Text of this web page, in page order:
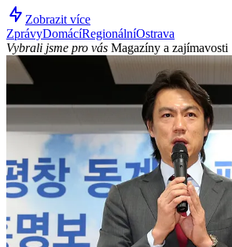
Zobrazit více
ZprávyDomácíRegionálníOstrava
Vybrali jsme pro vás Magazíny a zajímavosti